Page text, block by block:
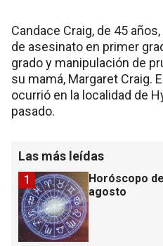
Candace Craig, de 45
de asesinato en primer
grado y manipulación de
su mamá, Margaret Craig.
ocurrió en la localidad de
pasado.
Las más leídas
Horóscopo
agosto
1